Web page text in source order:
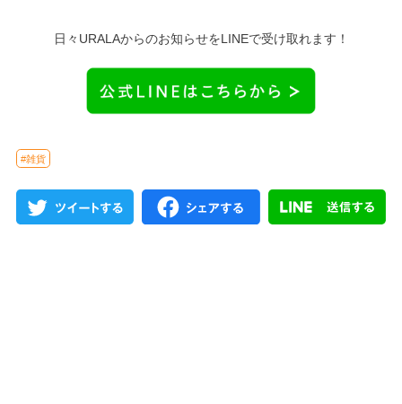
日々URALAからのお知らせをLINEで受け取れます！
#雑貨